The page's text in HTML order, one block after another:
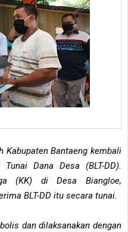
Kabupaten Bantaeng kembali
Dana Desa (BLT-DD).
(KK) di Desa Biangloe,
BLT-DD itu secara tunai.
dan dilaksanakan dengan